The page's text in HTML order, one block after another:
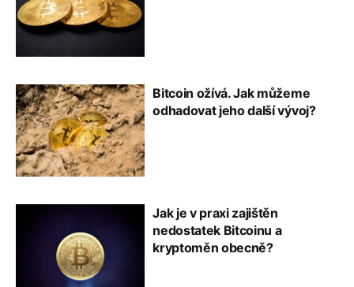
Bitcoin ožívá. Jak můžeme
odhadovat jeho další vývoj?
Jak je v praxi zajištěn
nedostatek Bitcoinu a
kryptoměn obecně?